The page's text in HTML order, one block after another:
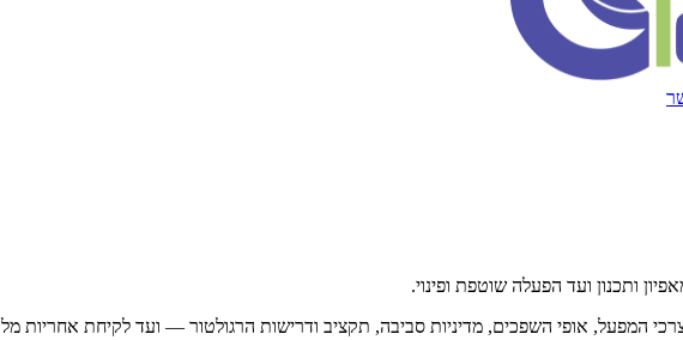
ותכנון ועד הפעלה שוטפת ופינוי.
המפעל, אופי השפכים, מדיניות סביבה, תקציב ודרישות הרגולטור — ועד לקיחת אחריות